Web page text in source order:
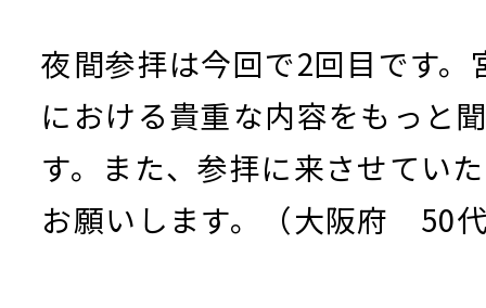
夜間参拝は今回で2回目です
における貴重な内容をもっと
す。また、参拝に来させてい
お願いします。（大阪府 50